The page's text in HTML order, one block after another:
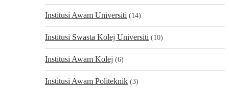
Institusi Awam Universiti (14)
Institusi Swasta Kolej Universiti (10)
Institusi Awam Kolej (6)
Institusi Awam Politeknik (3)